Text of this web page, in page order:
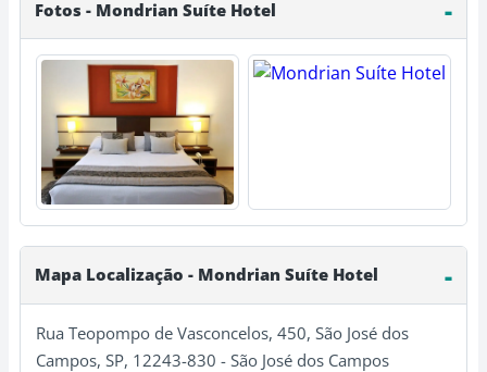
Fotos - Mondrian Suíte Hotel
Mapa Localização - Mondrian Suíte Hotel
Rua Teopompo de Vasconcelos, 450, São José dos
Campos, SP, 12243-830 - São José dos Campos